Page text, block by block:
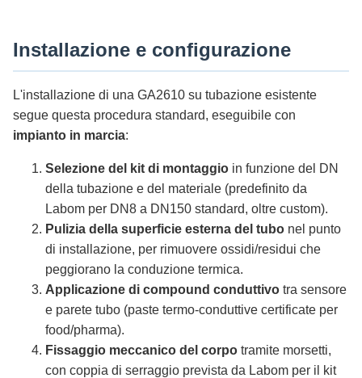
Installazione e configurazione
L'installazione di una GA2610 su tubazione esistente
segue questa procedura standard, eseguibile con
impianto in marcia:
Selezione del kit di montaggio in funzione del DN
della tubazione e del materiale (predefinito da
Labom per DN8 a DN150 standard, oltre custom).
Pulizia della superficie esterna del tubo nel punto
di installazione, per rimuovere ossidi/residui che
peggiorano la conduzione termica.
Applicazione di compound conduttivo tra sensore
e parete tubo (paste termo-conduttive certificate per
food/pharma).
Fissaggio meccanico del corpo tramite morsetti,
con coppia di serraggio prevista da Labom per il kit